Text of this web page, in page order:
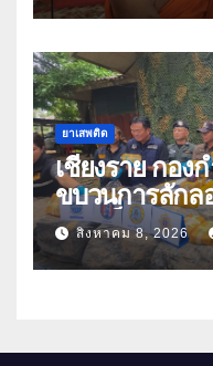
ยาเสพติด
เชียงราย กอง
ขบวนการลักล
ล้านเม็ด
สิงหาคม 8, 2026